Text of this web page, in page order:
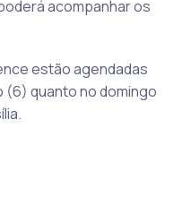
acompanhar os
estão agendadas
quanto no domingo